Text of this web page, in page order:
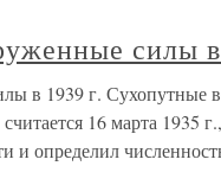
силы
в 1939 г. Сухопутные
16 марта 1935
и определил